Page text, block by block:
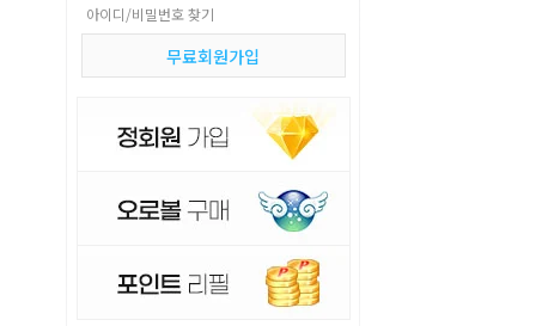
아이디/비밀번호 찾기
무료회원가입